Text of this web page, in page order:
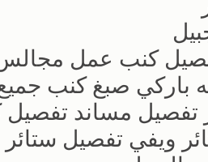
كنب عمل
باركي صبغ كنب جميع
تفصيل مساند
ويفي تفصيل ستائر